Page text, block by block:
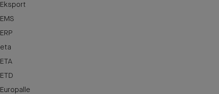
Eksport
EMS
ERP
eta
ETA
ETD
Europalle